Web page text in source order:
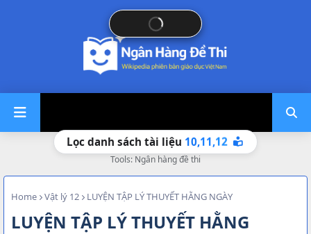
Lọc danh sách tài liệu 10,11,12
Tools: Ngân hàng đề thi
Home Vật lý 12 LUYỆN TẬP LÝ THUYẾT HẰNG NGÀY
LUYỆN TẬP LÝ THUYẾT HẰNG